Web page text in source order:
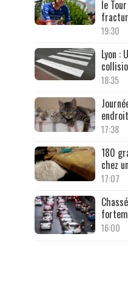
le
19:30
Lyon :
18:35
17:38
180
chez
17:07
16:00